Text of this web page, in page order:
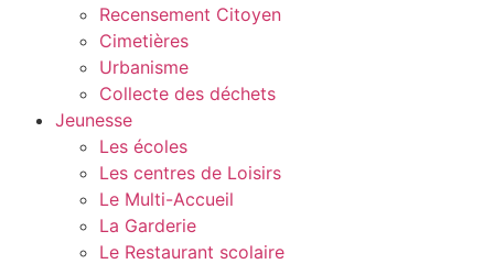
Recensement Citoyen
Cimetières
Urbanisme
Collecte des déchets
Jeunesse
Les écoles
Les centres de Loisirs
Le Multi-Accueil
La Garderie
Le Restaurant scolaire